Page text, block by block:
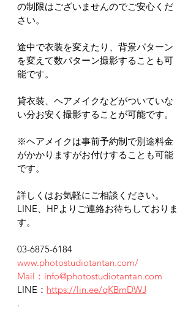
の制限はございませんのでご安心くだ
さい。
途中で衣装を変えたり、背景パターン
を変えて数パターン撮影することも可
能です。
貸衣装、ヘアメイクなどがついていな
い分お安く撮影することが可能です。
※ヘアメイクは事前予約制で別途料金
がかかりますがお付けすることも可能
です。
詳しくはお気軽にご相談ください。
LINE、HPよりご連絡お待ちしておりま
す。
03-6875-6184
www.photostudiotantan.com/
Mail：info@photostudiotantan.com
LINE： https://lin.ee/qKBmDWJ
.